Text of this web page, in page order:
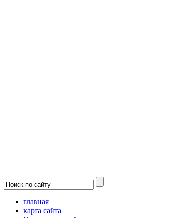
главная
карта сайта